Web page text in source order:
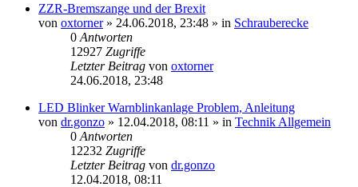
ZZR-Bremszange und der Brexit
von oxtorner» 24.06.2018, 23:48 » in Schrauberecke
0 Antworten
12927 Zugriffe
Letzter Beitrag von oxtorner
24.06.2018, 23:48
LED Blinker Warnblinkanlage Problem, Anleitung
von dr.gonzo » 12.04.2018, 08:11 » in Technik Allgemein
0 Antworten
12232 Zugriffe
Letzter Beitrag von dr.gonzo
12.04.2018, 08:11